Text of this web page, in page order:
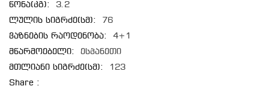
წონა(კგ):
3.2
ლულის სიგრძე(სმ):
76
ვაზნების რაოდენობა:
4+1
მწარმოებელი:
ესპანეთი
მთლიანი სიგრძე(სმ):
123
Share :